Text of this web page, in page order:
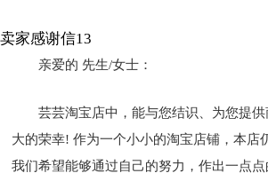
卖家感谢信13
亲爱的 先生/女士：
芸芸淘宝店中，能与您结识、为您提
大的荣幸! 作为一个小小的淘宝店铺，本店
我们希望能够通过自己的努力，作出一点